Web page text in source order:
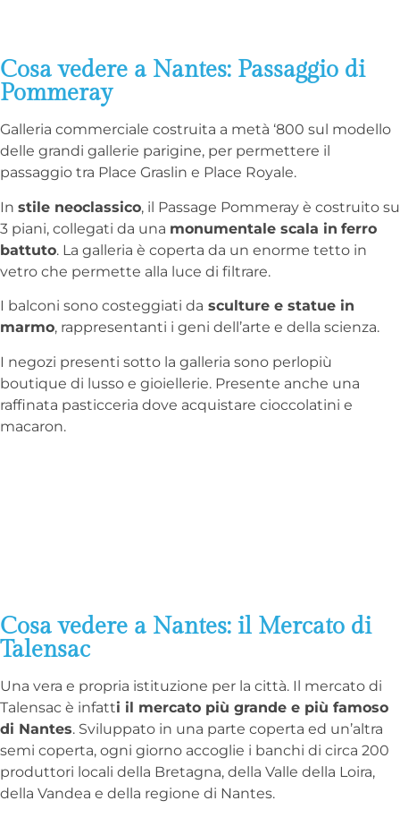
Cosa vedere a Nantes: Passaggio di
Pommeray
Galleria commerciale costruita a metà ‘800 sul modello
delle grandi gallerie parigine, per permettere il
passaggio tra Place Graslin e Place Royale.
In stile neoclassico, il Passage Pommeray è costruito su
3 piani, collegati da una monumentale scala in ferro
battuto. La galleria è coperta da un enorme tetto in
vetro che permette alla luce di filtrare.
I balconi sono costeggiati da sculture e statue in
marmo, rappresentanti i geni dell’arte e della scienza.
I negozi presenti sotto la galleria sono perlopiù
boutique di lusso e gioiellerie. Presente anche una
raffinata pasticceria dove acquistare cioccolatini e
macaron.
Cosa vedere a Nantes: il Mercato di
Talensac
Una vera e propria istituzione per la città. Il mercato di
Talensac è infatti il mercato più grande e più famoso
di Nantes. Sviluppato in una parte coperta ed un’altra
semi coperta, ogni giorno accoglie i banchi di circa 200
produttori locali della Bretagna, della Valle della Loira,
della Vandea e della regione di Nantes.